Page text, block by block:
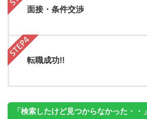
面接・条件交渉
転職成功!!
「検索したけど見つからなかった・・」